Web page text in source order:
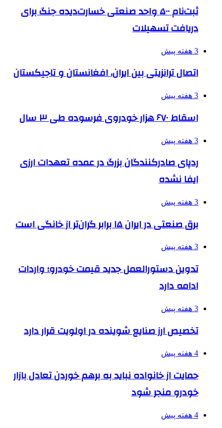
ثبت‌نام ۵۰۰ واحد صنعتی خسارت‌دیده جنگ برای
دریافت تسهیلات
3 هفته پیش
اتصال ترانزیتی بین ایران، افغانستان و تاجیکستان
3 هفته پیش
اسقاط ۶۷۰ هزار خودروی فرسوده طی ۳ سال
3 هفته پیش
ردپای صادرکنندگان بزرگ در عمده تعهدات ارزی
ایفا نشده
3 هفته پیش
برق صنعتی در ایران ۱۵ برابر گران‌تر از خانگی است
3 هفته پیش
تدوین دستورالعمل جدید قیمت خودرو؛ واردات
ادامه دارد
3 هفته پیش
تخصیص ارز صنایع شوینده در اولویت قرار دارد
4 هفته پیش
حمایت از خانواده نباید به برهم خوردن تعادل بازار
خودرو منجر شود
4 هفته پیش